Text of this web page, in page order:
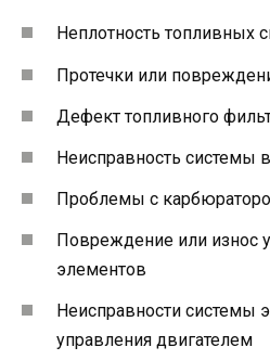
Неплотность топливных
Протечки или
Дефект топливного
Неисправность системы
Проблемы с
Повреждение или износ
элементов
Неисправности системы
управления двигателем